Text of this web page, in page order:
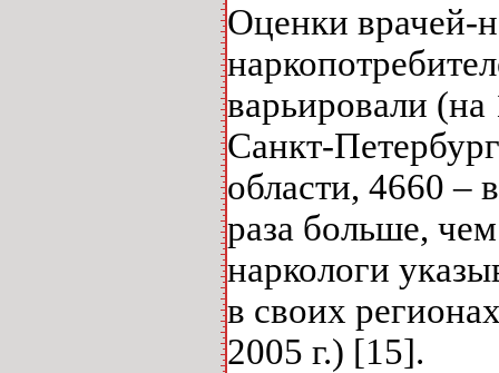
Оценки врачей-
варьировали
Санкт-
области, 4660 –
раза больше,
наркологи
в своих
2005 г.) [15].